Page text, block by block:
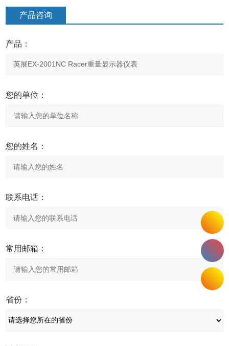
产品咨询
产品：
您的单位：
您的姓名：
联系电话：
常用邮箱：
省份：